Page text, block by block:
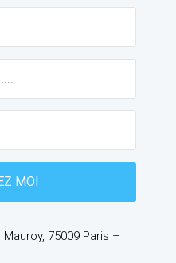
75009 Paris –